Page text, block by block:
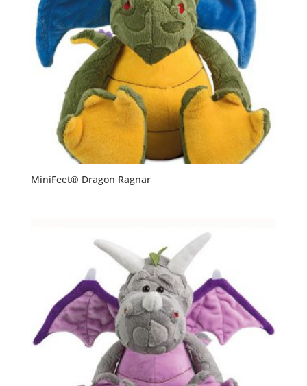
MiniFeet® Dragon Ragnar